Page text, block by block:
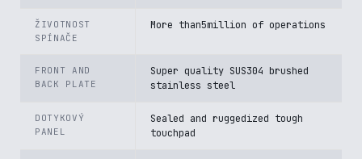
ŽIVOTNOST
SPÍNAČE
More than5million of operations
FRONT AND
BACK PLATE
Super quality SUS304 brushed
stainless steel
DOTYKOVÝ
PANEL
Sealed and ruggedized tough
touchpad